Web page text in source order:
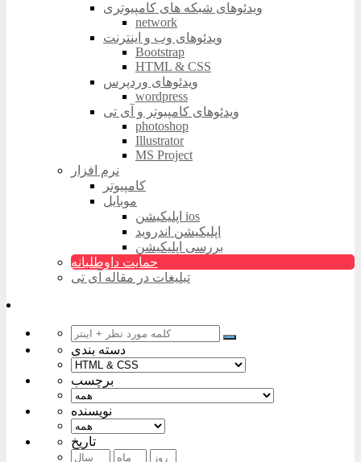
ویدئوهای شبکه های کامپیوتری
network
ویدئوهای وب و اینترنت
Bootstrap
HTML & CSS
ویدئوهای وردپرس
wordpress
ویدئوهای کامپیوتر و آی تی
photoshop
Illustrator
MS Project
نرم افزار
کامپیوتر
موبایل
اپلیکیشن ios
اپلیکیشن اندروید
بررسی اپلیکیشن
حمایت داوطلبانه
تبلیغات در مقاله آی تی
دسته بندی
برچسب
نویسنده
تاریخ